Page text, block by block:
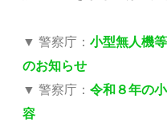
▼ 警察庁： 小型無人機
のお知らせ
▼ 警察庁： 令和８年の
容